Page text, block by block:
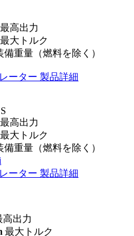
最高出力
最大トルク
備重量（燃料を除く）
ーター 製品詳細
最高出力
最大トルク
備重量（燃料を除く）
ーター 製品詳細
高出力
最大トルク